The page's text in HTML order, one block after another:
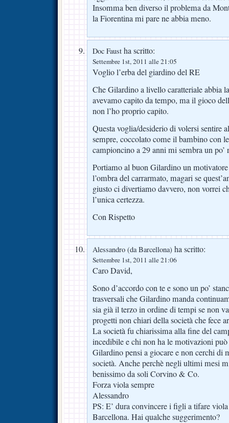
Insomma ben diverso il problema da
la Fiorentina mi pare ne abbia meno.
Doc Faust ha scritto:
Settembre 1st, 2011 alle 21:05
Voglio l’erba del giardino del RE
Che Gilardino a livello caratteriale abbia
avevamo capito da tempo, ma il gioco
non l’ho proprio capito.
Questa voglia/desiderio di volersi sentire
sempre, coccolato come il bambino con
campioncino a 29 anni mi sembra un po’
Portiamo al buon Gilardino un
l’ombra del carrarmato, magari se
giusto ci divertiamo davvero, non vorrei
l’unica certezza.
Con Rispetto
Alessandro (da Barcellona) ha scritto:
Settembre 1st, 2011 alle 21:06
Caro David,
Sono d’accordo con te e sono un po’
trasversali che Gilardino manda
sia già il terzo in ordine di tempi se non
progetti non chiari della società che fece
La società fu chiarissima alla fine del
incedibile e chi non ha le motivazioni
Gilardino pensi a giocare e non cerchi di
società. Anche perchè negli ultimi mesi
benissimo da soli Corvino & Co.
Forza viola sempre
Alessandro
PS: E’ dura convincere i figli a tifare
Barcellona. Hai qualche suggerimento?